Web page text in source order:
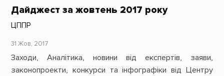
Дайджест за жовтень 2017 року
ЦППР
31 Жов, 2017
Заходи, Аналітика, новини від експертів, заяви,
законопроекти, конкурси та інфографіки від Центру